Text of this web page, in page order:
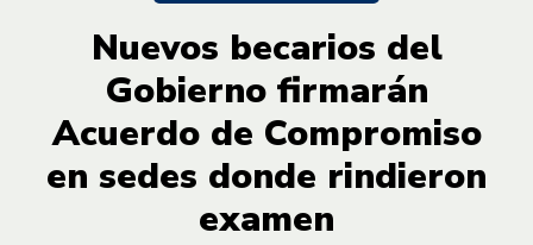
Nuevos becarios del
Gobierno firmarán
Acuerdo de Compromiso
en sedes donde rindieron
examen